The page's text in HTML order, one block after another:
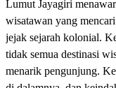
Lumut Jayagiri
wisatawan yang
jejak sejarah kolonial.
tidak semua destinasi
menarik pengunjung.